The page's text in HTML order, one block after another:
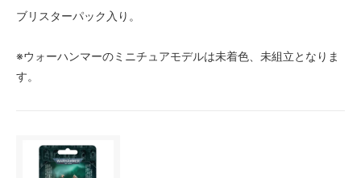
ブリスターパック入り。
※ウォーハンマーのミニチュアモデルは未着色、未組立となりま
す。